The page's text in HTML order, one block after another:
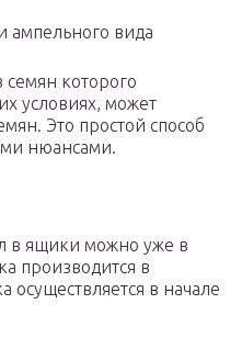
ампельного вида
которого
условиях, может
Это простой способ
нюансами.
в ящики можно уже в
производится в
осуществляется в начале